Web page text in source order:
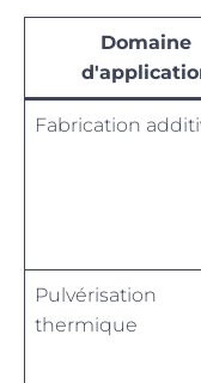
Domaine
Fabrication
Pulvérisation
thermique